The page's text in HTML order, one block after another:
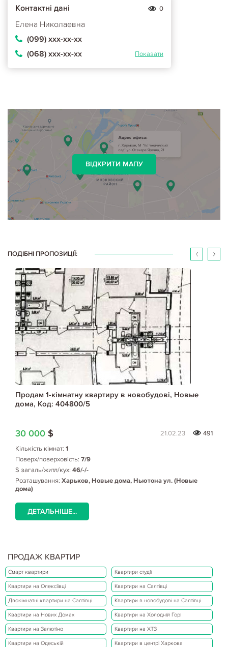
Контактні дані 0
Елена Николаевна
(099) ххх-хх-хх
(068) ххх-хх-хх
Показати
ВІДКРИТИ МАПУ
ПОДІБНІ ПРОПОЗИЦІЇ:
Продам 1-кімнатну квартиру в новобудові, Новые
дома, Код: 404800/5
30 000 $ 21.02.23
491
Кількість кімнат: 1
Поверх/поверховість: 7/9
S загаль/житл/кух: 46/-/-
Розташування: Харьков, Новые дома, Ньютона ул. (Новые
дома)
ДЕТАЛЬНІШЕ...
ПРОДАЖ КВАРТИР
Смарт квартири Квартири студії
Квартири на Олексіївці Квартири на Салтівці
Двокімнатні квартири на Салтівці Квартири в новобудові на Салтівці
Квартири на Нових Домах Квартири на Холодній Горі
Квартири на Залютіно Квартири на ХТЗ
Квартири на Одеській Квартири в центрі Харкова